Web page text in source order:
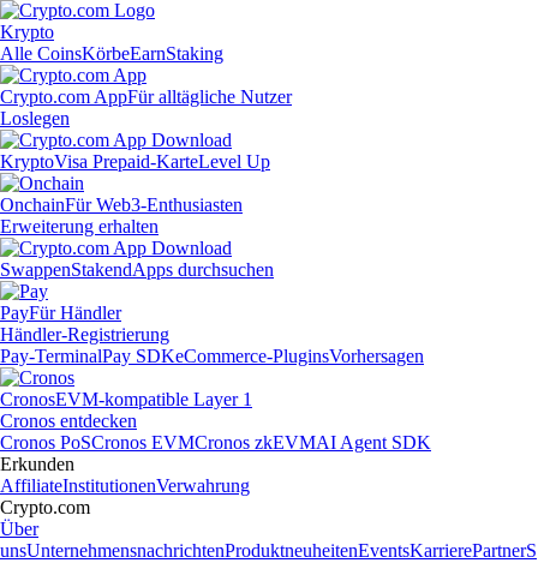
Krypto
Alle CoinsKörbeEarnStaking
Crypto.com AppFür alltägliche Nutzer
Loslegen
KryptoVisa Prepaid-KarteLevel Up
OnchainFür Web3-Enthusiasten
Erweiterung erhalten
SwappenStakendApps durchsuchen
PayFür Händler
Händler-Registrierung
Pay-TerminalPay SDKeCommerce-PluginsVorhersagen
CronosEVM-kompatible Layer 1
Cronos entdecken
Cronos PoSCronos EVMCronos zkEVMAI Agent SDK
Erkunden
AffiliateInstitutionenVerwahrung
Crypto.com
Über
unsUnternehmensnachrichtenProduktneuheitenEventsKarrierePartnerS